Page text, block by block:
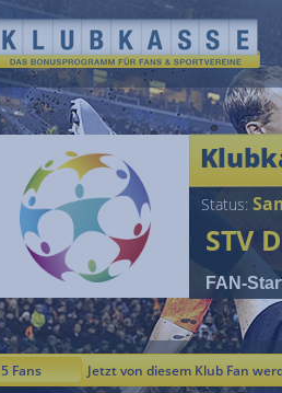
Status:
STV
FAN-
5 Fans Jetzt von diesem Klub Fan